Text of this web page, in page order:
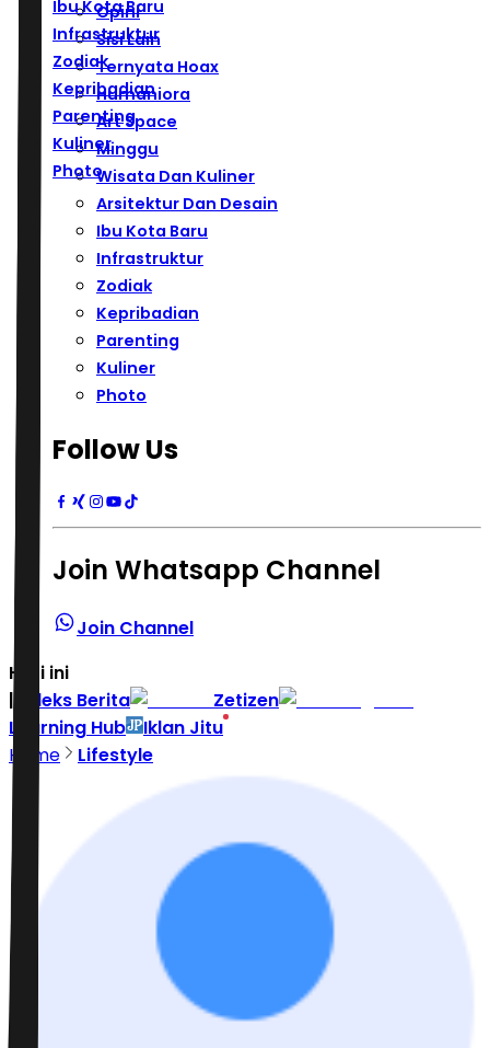
Ibu Kota Baru
Infrastruktur
Zodiak
Kepribadian
Parenting
Kuliner
Photo
Opini
Sisi Lain
Ternyata Hoax
Humaniora
Art Space
Minggu
Wisata Dan Kuliner
Arsitektur Dan Desain
Ibu Kota Baru
Infrastruktur
Zodiak
Kepribadian
Parenting
Kuliner
Photo
Follow Us
Join Whatsapp Channel
Join Channel
Hari ini
| Indeks Berita
Zetizen
Learning Hub
Iklan Jitu
Home
Lifestyle